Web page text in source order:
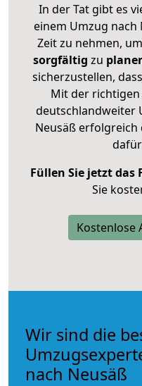
In der Tat gibt es
einem Umzug nach
Zeit zu nehmen,
sorgfältig zu
sicherzustellen,
Mit der
deutschlandweiter
Neusäß
Füllen Sie jetzt das
Sie
Kostenlose
Wir sind die
nach Neusäß